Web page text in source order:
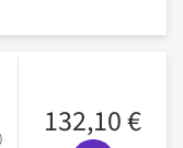
132,10 €